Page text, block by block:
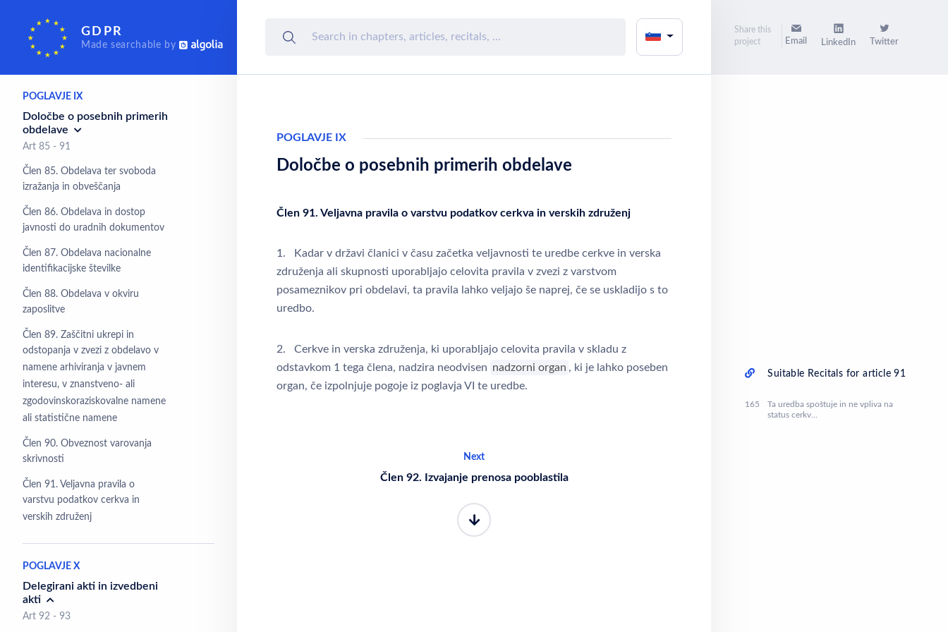
GDPR
Made searchable by
Pravna sredstva,
odgovornost in kazni
Art 77 - 84
POGLAVJE IX
Določbe o posebnih primerih
obdelave
Art 85 - 91
Člen 85. Obdelava ter svoboda
izražanja in obveščanja
Člen 86. Obdelava in dostop
javnosti do uradnih dokumentov
Člen 87. Obdelava nacionalne
identifikacijske številke
Člen 88. Obdelava v okviru
zaposlitve
Člen 89. Zaščitni ukrepi in
odstopanja v zvezi z obdelavo v
namene arhiviranja v javnem
interesu, v znanstveno- ali
zgodovinskoraziskovalne namene
ali statistične namene
Člen 90. Obveznost varovanja
skrivnosti
Člen 91. Veljavna pravila o
varstvu podatkov cerkva in
verskih združenj
POGLAVJE X
Delegirani akti in izvedbeni
akti
Art 92 - 93
POGLAVJE IX
Določbe o posebnih primerih obdelave
Člen 91. Veljavna pravila o varstvu podatkov cerkva in verskih združenj
1. Kadar v državi članici v času začetka veljavnosti te uredbe cerkve in verska
združenja ali skupnosti uporabljajo celovita pravila v zvezi z varstvom
posameznikov pri obdelavi, ta pravila lahko veljajo še naprej, če se uskladijo s to
uredbo.
2. Cerkve in verska združenja, ki uporabljajo celovita pravila v skladu z
odstavkom 1 tega člena, nadzira neodvisen nadzorni organ , ki je lahko poseben
organ, če izpolnjuje pogoje iz poglavja VI te uredbe.
Next
Člen 92. Izvajanje prenosa pooblastila
Share this
project
Email LinkedIn Twitter
Suitable Recitals for article 91
165
Ta uredba spoštuje in ne vpliva na
status cerkv...